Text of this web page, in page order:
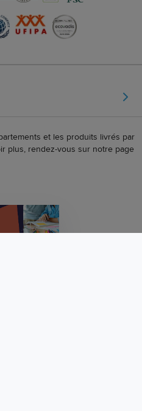
et les produits livrés par
plus, rendez-vous sur notre page